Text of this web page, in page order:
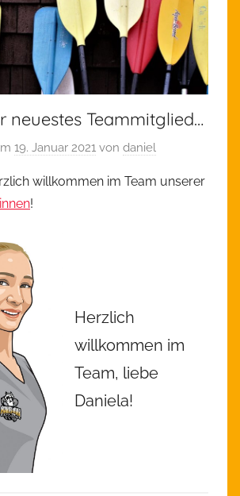
neuestes Teammitglied…
19. Januar 2021 von daniel
willkommen im Team unserer
!
Herzlich
willkommen im
Team, liebe
Daniela!